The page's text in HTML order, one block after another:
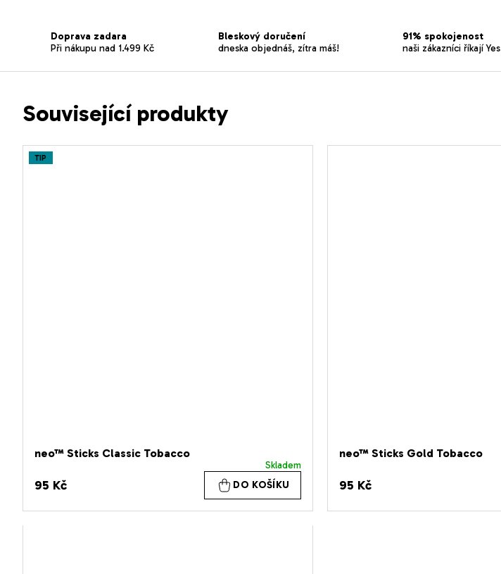
Doprava zadara
Při nákupu nad 1.499 Kč
Bleskový doručení
dneska objednáš, zítra máš!
91% spokojenost
naši zákazníci říkají
Související produkty
TIP
neo™ Sticks Classic Tobacco
Skladem
95 Kč DO KOŠÍKU
neo™ Sticks Gold Tobacco
95 Kč